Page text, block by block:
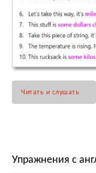
Читать и слушать
Упражнения с